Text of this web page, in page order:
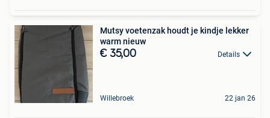
Mutsy voetenzak houdt je kindje lekker
warm nieuw
€ 35,00 Details
Willebroek 22 jan 26